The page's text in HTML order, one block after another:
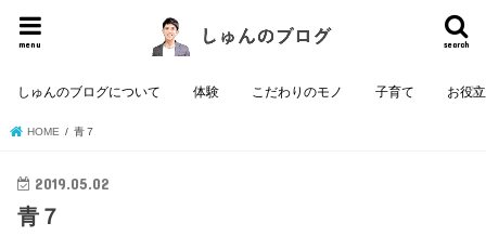
search
menu
しゅんのブログについて 体験 こだわりのモノ 子育て お役
HOME 青７
2019.05.02
青７